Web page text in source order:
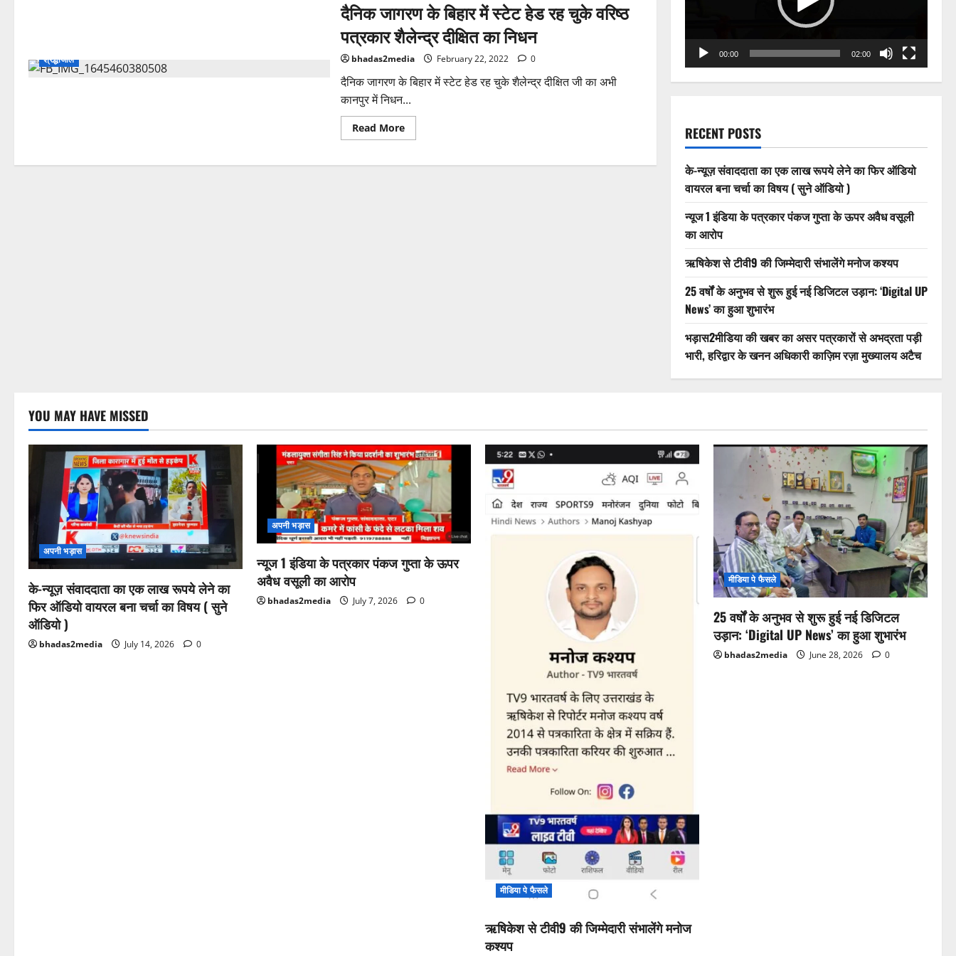
श्रद्धांजलि
दैनिक जागरण के बिहार में स्टेट हेड रह चुके वरिष्ठ
पत्रकार शैलेन्द्र दीक्षित का निधन
bhadas2media February 22, 2022 0
दैनिक जागरण के बिहार में स्टेट हेड रह चुके शैलेन्द्र दीक्षित जी का अभी
कानपुर में निधन...
Read MoreRead
more
जागरण
00:00 02:00
RECENT POSTS
के-न्यूज़ संवाददाता का एक लाख रूपये लेने का फिर ऑडियो
वायरल बना चर्चा का विषय ( सुने ऑडियो )
न्यूज 1 इंडिया के पत्रकार पंकज गुप्ता के ऊपर अवैध वसूली
का आरोप
ऋषिकेश से टीवी9 की जिम्मेदारी संभालेंगे मनोज कश्यप
25 वर्षों के अनुभव से शुरू हुई नई डिजिटल उड़ान: ‘Digital UP
News’ का हुआ शुभारंभ
भड़ास2मीडिया की खबर का असर पत्रकारों से अभद्रता पड़ी
भारी, हरिद्वार के खनन अधिकारी काज़िम रज़ा मुख्यालय अटैच
YOU MAY HAVE MISSED
अपनी भड़ास
के-न्यूज़ संवाददाता का एक लाख रूपये लेने का
फिर ऑडियो वायरल बना चर्चा का विषय ( सुने
ऑडियो )
bhadas2media July 14, 2026 0
अपनी भड़ास
न्यूज 1 इंडिया के पत्रकार पंकज गुप्ता के ऊपर
अवैध वसूली का आरोप
bhadas2media July 7, 2026 0
मीडिया पे फैसले
ऋषिकेश से टीवी9 की जिम्मेदारी संभालेंगे मनोज
कश्यप
मीडिया पे फैसले
25 वर्षों के अनुभव से शुरू हुई नई डिजिटल
उड़ान: ‘Digital UP News’ का हुआ शुभारंभ
bhadas2media June 28, 2026 0